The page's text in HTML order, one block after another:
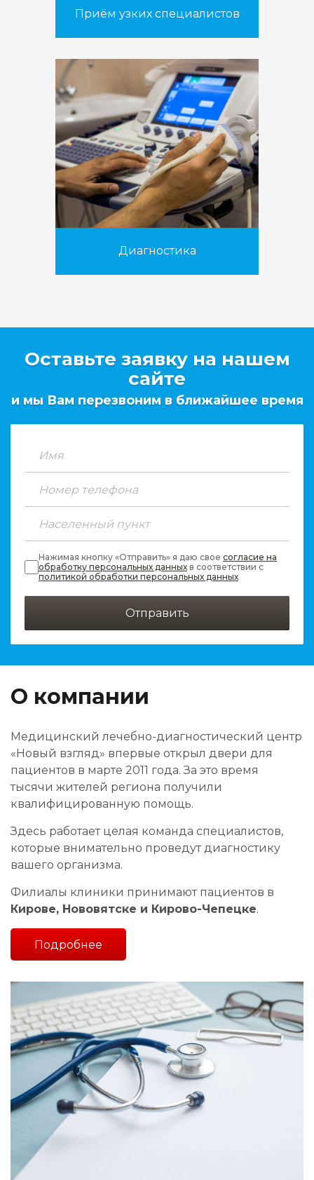
Приём узких специалистов
Диагностика
Оставьте заявку на нашем
сайте
и мы Вам перезвоним в ближайшее время
Нажимая кнопку «Отправить» я даю свое согласие на
обработку персональных данных в соответствии с
политикой обработки персональных данных
Отправить
О компании
Медицинский лечебно-диагностический центр
«Новый взгляд» впервые открыл двери для
пациентов в марте 2011 года. За это время
тысячи жителей региона получили
квалифицированную помощь.
Здесь работает целая команда специалистов,
которые внимательно проведут диагностику
вашего организма.
Филиалы клиники принимают пациентов в
Кирове, Нововятске и Кирово-Чепецке.
Подробнее